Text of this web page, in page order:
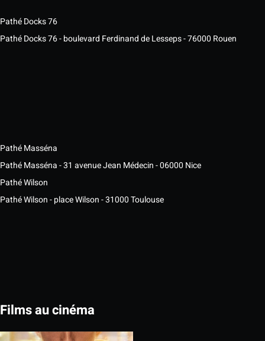
Pathé Docks 76
Pathé Docks 76 - boulevard Ferdinand de Lesseps - 76000 Rouen
Pathé Masséna
Pathé Masséna - 31 avenue Jean Médecin - 06000 Nice
Pathé Wilson
Pathé Wilson - place Wilson - 31000 Toulouse
Films au cinéma